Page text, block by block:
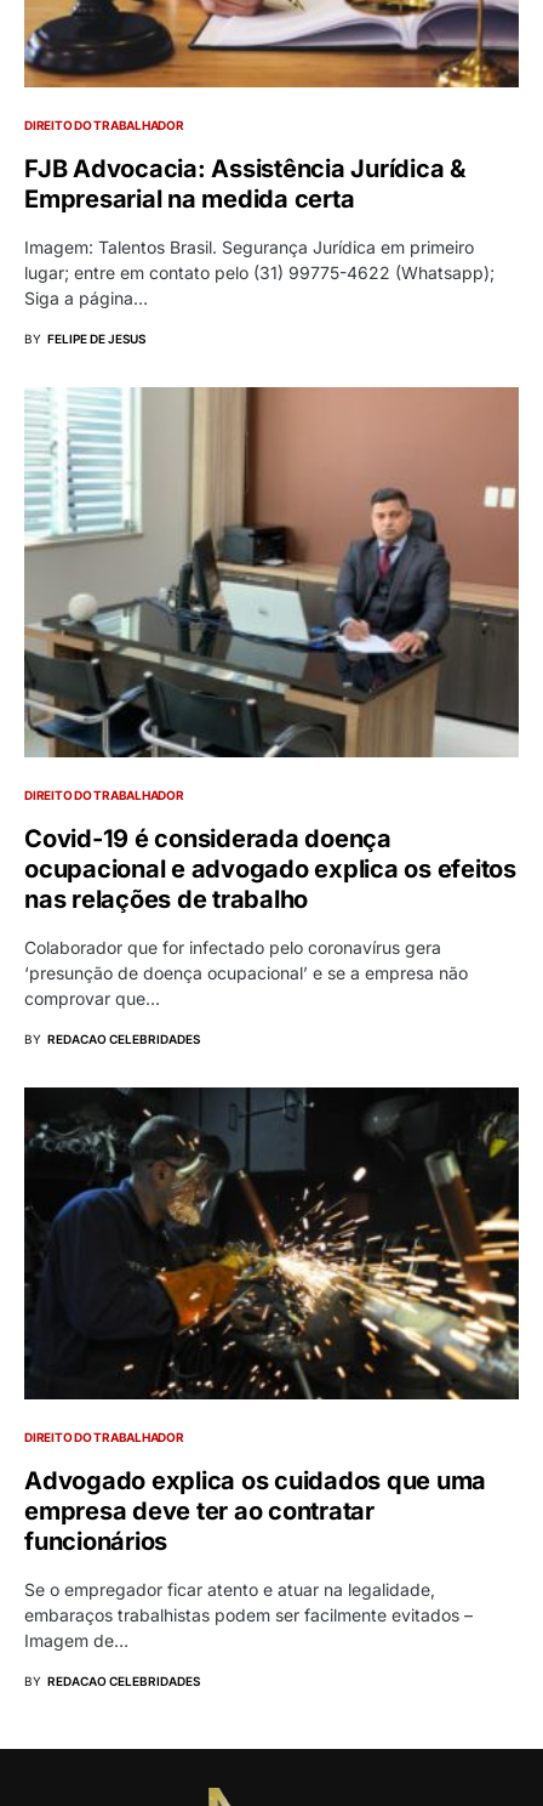
DIREITO DO TRABALHADOR
FJB Advocacia: Assistência Jurídica &
Empresarial na medida certa
Imagem: Talentos Brasil. Segurança Jurídica em primeiro
lugar; entre em contato pelo (31) 99775-4622 (Whatsapp);
Siga a página…
BY FELIPE DE JESUS
DIREITO DO TRABALHADOR
Covid-19 é considerada doença
ocupacional e advogado explica os efeitos
nas relações de trabalho
Colaborador que for infectado pelo coronavírus gera
‘presunção de doença ocupacional’ e se a empresa não
comprovar que…
BY REDACAO CELEBRIDADES
DIREITO DO TRABALHADOR
Advogado explica os cuidados que uma
empresa deve ter ao contratar
funcionários
Se o empregador ficar atento e atuar na legalidade,
embaraços trabalhistas podem ser facilmente evitados –
Imagem de…
BY REDACAO CELEBRIDADES